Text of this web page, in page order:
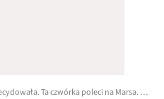
NASA zdecydowała. Ta czwórka poleci na Marsa. Tak jakby